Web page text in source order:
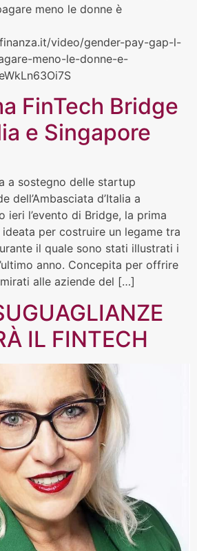
meno le donne è
video/gender-pay-gap-l-
meno-le-donne-e-
FinTech Bridge
e Singapore
a sostegno delle startup
dell’Ambasciata d’Italia a
ieri l’evento di Bridge, la prima
per costruire un legame tra
il quale sono stati illustrati i
anno. Concepita per offrire
alle aziende del […]
IL FINTECH